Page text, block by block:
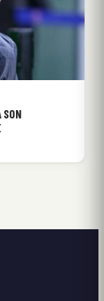
SON